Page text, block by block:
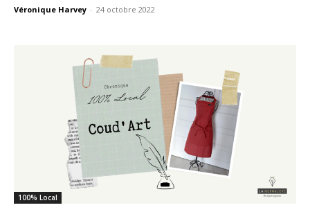
Véronique Harvey - 24 octobre 2022
100% Local